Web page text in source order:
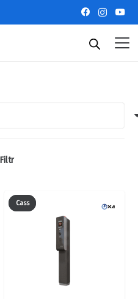
Filtr
Cass